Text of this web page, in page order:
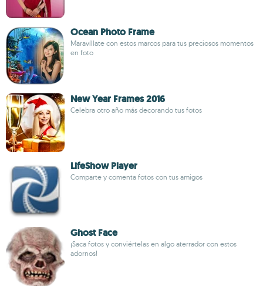
Ocean Photo Frame
Maravíllate con estos marcos para tus preciosos momentos
en foto
New Year Frames 2016
Celebra otro año más decorando tus fotos
LifeShow Player
Comparte y comenta fotos con tus amigos
Ghost Face
¡Saca fotos y conviértelas en algo aterrador con estos
adornos!